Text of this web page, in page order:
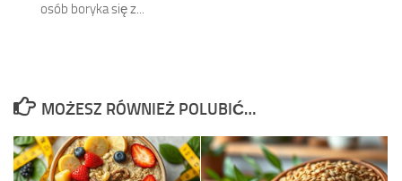
osób boryka się z...
MOŻESZ RÓWNIEŻ POLUBIĆ…